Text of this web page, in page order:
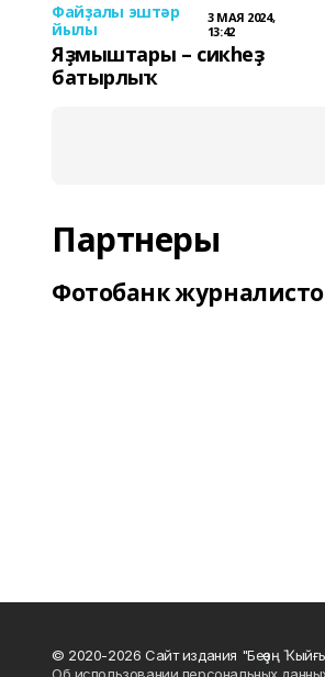
Файҙалы эштәр
йылы
3 МАЯ 2024,
13:42
Яҙмыштары – сикһеҙ
батырлыҡ
Партнеры
Фотобанк
© 2020-2026 Сайт издания "Беҙҙең
Об использовании персональных